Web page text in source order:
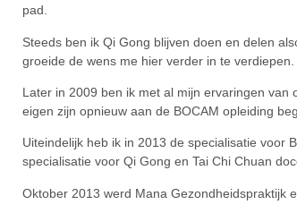
pad.
Steeds ben ik Qi Gong blijven doen en delen
groeide de wens me hier verder in te verdiepen.
Later in 2009 ben ik met al mijn ervaringen
eigen zijn opnieuw aan de BOCAM opleiding
Uiteindelijk heb ik in 2013 de specialisatie voor
specialisatie voor Qi Gong en Tai Chi Chuan
Oktober 2013 werd Mana Gezondheidspraktijk